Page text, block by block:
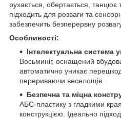
рухається, обертається, танцює
підходить для розваги та
забезпечить безперервну
Особливості:
Інтелектуальна система
Восьминіг, оснащений
автоматично уникає
перериваючи веселощів.
Безпечна та міцна
АБС-пластику з гладкими
конструкцією. Ідеально